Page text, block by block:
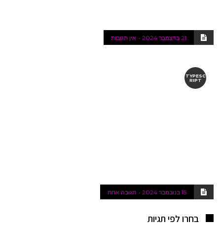
21 בדצמבר 2024 אין תגובות
TYPESC
RIPT
15 בנובמבר 2024 תגובה אחת
בחרו לפי תגיות